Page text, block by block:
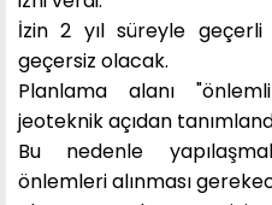
İzin 2 yıl süreyle
geçersiz olacak.
Planlama alanı
jeoteknik açıdan
Bu nedenle
önlemleri alınması